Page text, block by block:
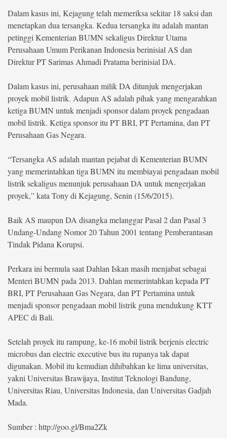
Dalam kasus ini, Kejagung telah memeriksa sekitar 18 saksi dan
menetapkan dua tersangka. Kedua tersangka itu adalah mantan
petinggi Kementerian BUMN sekaligus Direktur Utama
Perusahaan Umum Perikanan Indonesia berinisial AS dan
Direktur PT Sarimas Ahmadi Pratama berinisial DA.
Dalam kasus ini, perusahaan milik DA ditunjuk mengerjakan
proyek mobil listrik. Adapun AS adalah pihak yang mengarahkan
ketiga BUMN untuk menjadi sponsor dalam proyek pengadaan
mobil listrik. Ketiga sponsor itu PT BRI, PT Pertamina, dan PT
Perusahaan Gas Negara.
“Tersangka AS adalah mantan pejabat di Kementerian BUMN
yang memerintahkan tiga BUMN itu membiayai pengadaan mobil
listrik sekaligus menunjuk perusahaan DA untuk mengerjakan
proyek,” kata Tony di Kejagung, Senin (15/6/2015).
Baik AS maupun DA disangka melanggar Pasal 2 dan Pasal 3
Undang-Undang Nomor 20 Tahun 2001 tentang Pemberantasan
Tindak Pidana Korupsi.
Perkara ini bermula saat Dahlan Iskan masih menjabat sebagai
Menteri BUMN pada 2013. Dahlan memerintahkan kepada PT
BRI, PT Perusahaan Gas Negara, dan PT Pertamina untuk
menjadi sponsor pengadaan mobil listrik guna mendukung KTT
APEC di Bali.
Setelah proyek itu rampung, ke-16 mobil listrik berjenis electric
microbus dan electric executive bus itu rupanya tak dapat
digunakan. Mobil itu kemudian dihibahkan ke lima universitas,
yakni Universitas Brawijaya, Institut Teknologi Bandung,
Universitas Riau, Universitas Indonesia, dan Universitas Gadjah
Mada.
Sumber : http://goo.gl/Bma2Zk